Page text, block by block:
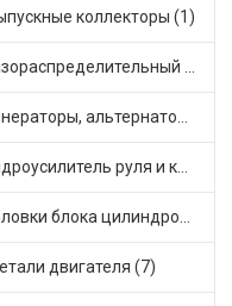
коллекторы (1)
Газораспределительный механизм (1)
Генераторы, альтернаторы и комплектующие (22)
Гидроусилитель руля и комплектующие (1)
Головки блока цилиндров (1)
двигателя (7)